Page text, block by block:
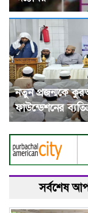
নতুন প্রজন্মকে
ফাউন্ডেশনের
সর্বশেষ